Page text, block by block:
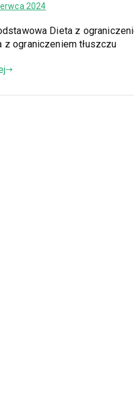
2024
Dieta z
ograniczeniem tłuszczu